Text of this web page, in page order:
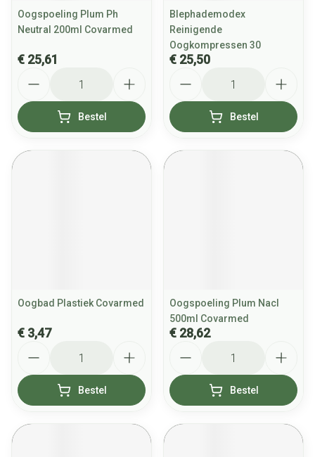
Oogspoeling Plum Ph
Neutral 200ml Covarmed
€ 25,61
Bestel
Blephademodex
Reinigende
Oogkompressen 30
€ 25,50
Bestel
Oogbad Plastiek Covarmed
€ 3,47
Bestel
Oogspoeling Plum Nacl
500ml Covarmed
€ 28,62
Bestel